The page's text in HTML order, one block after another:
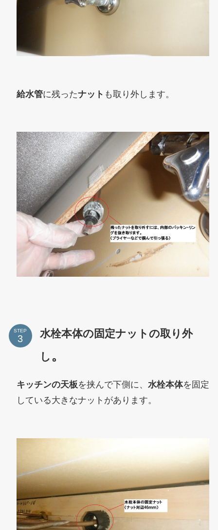
給水管に残ったナット も取り外します。
STEP
水栓本体の固定ナットの取り外
し 。
キッチンの天板を挟んで下側に、 水栓本体を固定
している大きなナットがあります。